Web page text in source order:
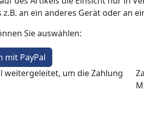
an ein anderes Gerät oder an
Sie auswählen:
mit PayPal
weitergeleitet, um die Zahlung